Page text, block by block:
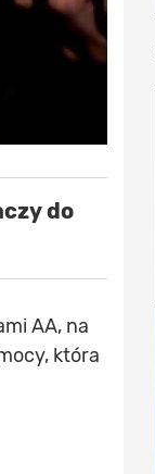
do
AA, na
która